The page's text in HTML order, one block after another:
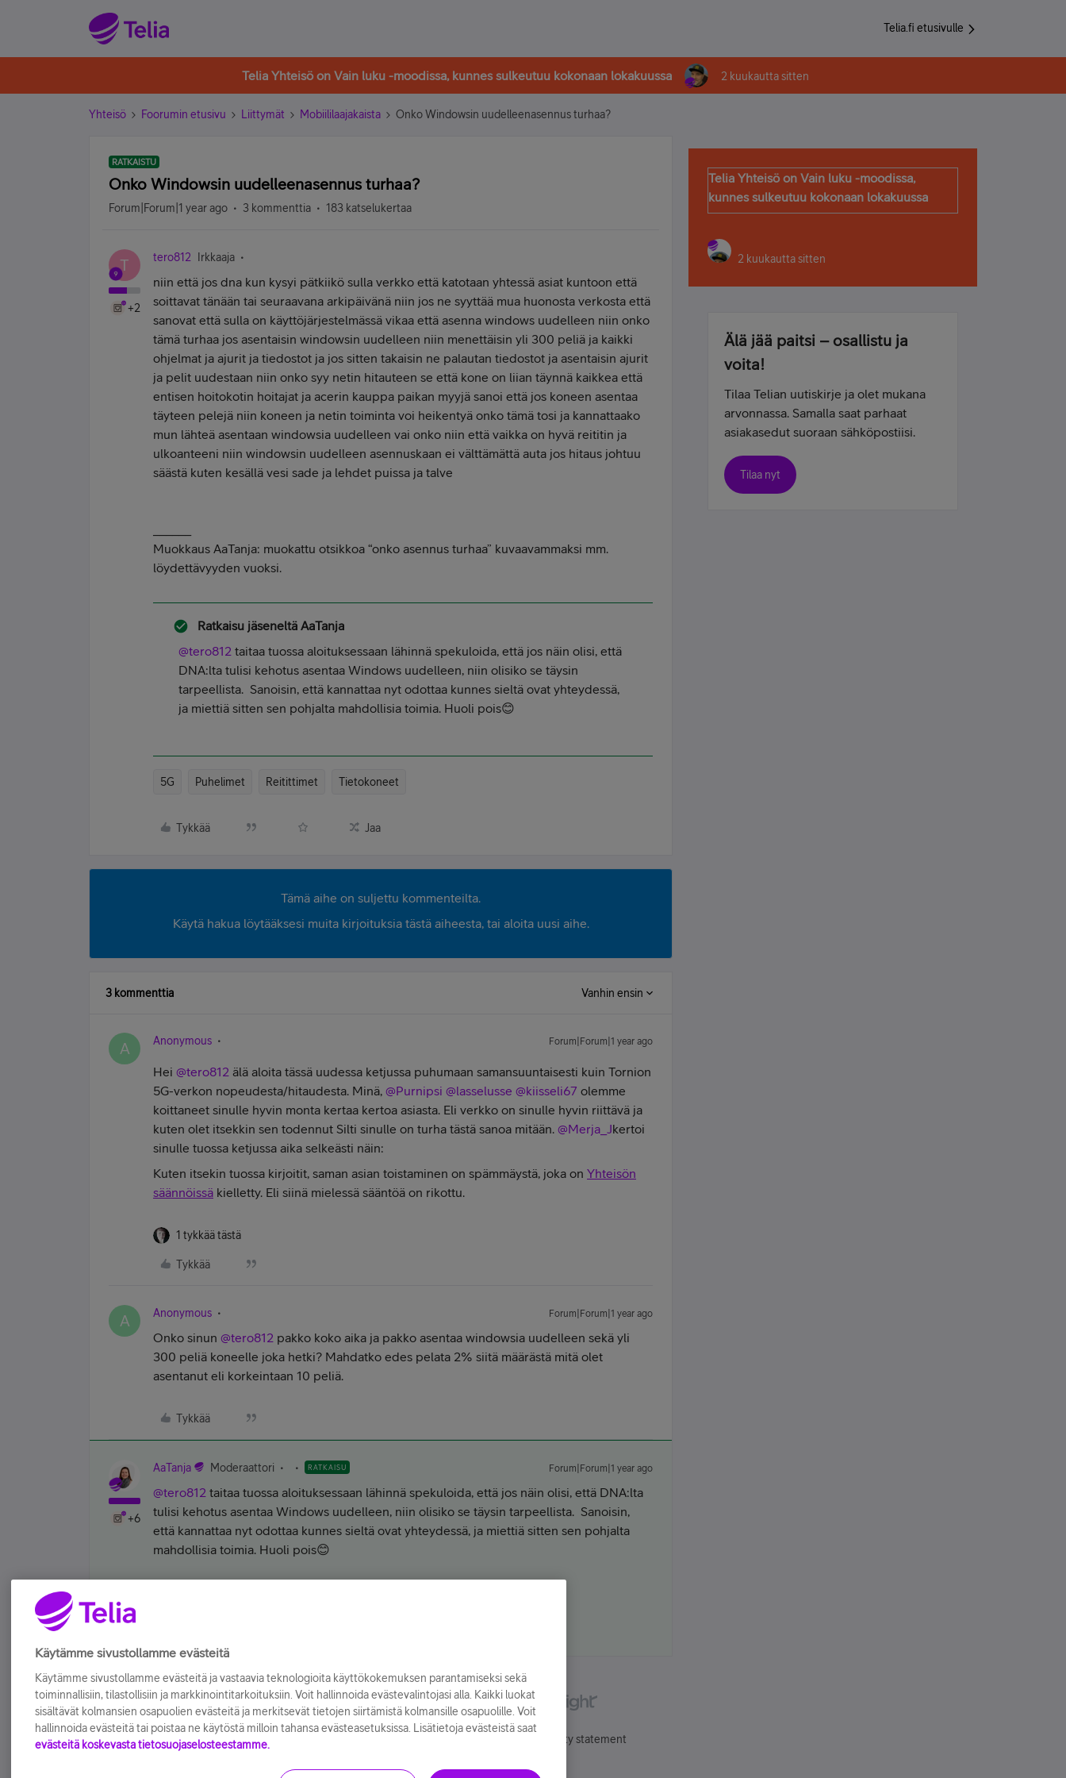
Telia.fi etusivulle
Telia Yhteisö on Vain luku -moodissa, kunnes sulkeutuu kokonaan lokakuussa 2 kuukautta sitten
Yhteisö Foorumin etusivu Liittymät Mobiililaajakaista Onko Windowsin uudelleenasennus turhaa?
RATKAISTU
Onko Windowsin uudelleenasennus turhaa?
Forum|Forum|1 year ago 3 kommenttia 183 katselukertaa
T
+2
tero812 Irkkaaja
niin että jos dna kun kysyi pätkiikö sulla verkko että katotaan yhtessä asiat kuntoon että
soittavat tänään tai seuraavana arkipäivänä niin jos ne syyttää mua huonosta verkosta että
sanovat että sulla on käyttöjärjestelmässä vikaa että asenna windows uudelleen niin onko
tämä turhaa jos asentaisin windowsin uudelleen niin menettäisin yli 300 peliä ja kaikki
ohjelmat ja ajurit ja tiedostot ja jos sitten takaisin ne palautan tiedostot ja asentaisin ajurit
ja pelit uudestaan niin onko syy netin hitauteen se että kone on liian täynnä kaikkea että
entisen hoitokotin hoitajat ja acerin kauppa paikan myyjä sanoi että jos koneen asentaa
täyteen pelejä niin koneen ja netin toiminta voi heikentyä onko tämä tosi ja kannattaako
mun lähteä asentaan windowsia uudelleen vai onko niin että vaikka on hyvä reititin ja
ulkoanteeni niin windowsin uudelleen asennuskaan ei välttämättä auta jos hitaus johtuu
säästä kuten kesällä vesi sade ja lehdet puissa ja talve
Muokkaus AaTanja: muokattu otsikkoa “onko asennus turhaa” kuvaavammaksi mm.
löydettävyyden vuoksi.
Ratkaisu jäseneltä AaTanja
@tero812 taitaa tuossa aloituksessaan lähinnä spekuloida, että jos näin olisi, että
DNA:lta tulisi kehotus asentaa Windows uudelleen, niin olisiko se täysin
tarpeellista. Sanoisin, että kannattaa nyt odottaa kunnes sieltä ovat yhteydessä,
ja miettiä sitten sen pohjalta mahdollisia toimia. Huoli pois😊
5G Puhelimet Reitittimet Tietokoneet
Tykkää Jaa
Tämä aihe on suljettu kommenteilta.
Käytä hakua löytääksesi muita kirjoituksia tästä aiheesta, tai aloita uusi aihe.
3 kommenttia Vanhin ensin
A Anonymous Forum|Forum|1 year ago
Hei ​ @tero812 älä aloita tässä uudessa ketjussa puhumaan samansuuntaisesti kuin Tornion
5G-verkon nopeudesta/hitaudesta. Minä, ​ @Purnipsi @lasselusse @kiisseli67 olemme
koittaneet sinulle hyvin monta kertaa kertoa asiasta. Eli verkko on sinulle hyvin riittävä ja
kuten olet itsekkin sen todennut Silti sinulle on turha tästä sanoa mitään. ​ @Merja_Jkertoi
sinulle tuossa ketjussa aika selkeästi näin:
Kuten itsekin tuossa kirjoitit, saman asian toistaminen on spämmäystä, joka on Yhteisön
säännöissä kielletty. Eli siinä mielessä sääntöä on rikottu.
1 tykkää tästä
Tykkää
A Anonymous Forum|Forum|1 year ago
Onko sinun ​ @tero812 pakko koko aika ja pakko asentaa windowsia uudelleen sekä yli
300 peliä koneelle joka hetki? Mahdatko edes pelata 2% siitä määrästä mitä olet
asentanut eli korkeintaan 10 peliä.
Tykkää
+6
AaTanja Moderaattori RATKAISU Forum|Forum|1 year ago
@tero812 taitaa tuossa aloituksessaan lähinnä spekuloida, että jos näin olisi, että DNA:lta
tulisi kehotus asentaa Windows uudelleen, niin olisiko se täysin tarpeellista. Sanoisin,
että kannattaa nyt odottaa kunnes sieltä ovat yhteydessä, ja miettiä sitten sen pohjalta
mahdollisia toimia. Huoli pois😊
Telia Yhteisö on Vain luku -moodissa,
kunnes sulkeutuu kokonaan lokakuussa
2 kuukautta sitten
Älä jää paitsi – osallistu ja
voita!
Tilaa Telian uutiskirje ja olet mukana
arvonnassa. Samalla saat parhaat
asiakasedut suoraan sähköpostiisi.
Tilaa nyt
Accessibility statement
Käytämme sivustollamme evästeitä
Käytämme sivustollamme evästeitä ja vastaavia teknologioita käyttökokemuksen parantamiseksi sekä
toiminnallisiin, tilastollisiin ja markkinointitarkoituksiin. Voit hallinnoida evästevalintojasi alla. Kaikki luokat
sisältävät kolmansien osapuolien evästeitä ja merkitsevät tietojen siirtämistä kolmansille osapuolille. Voit
hallinnoida evästeitä tai poistaa ne käytöstä milloin tahansa evästeasetuksissa. Lisätietoja evästeistä saat
evästeitä koskevasta tietosuojaselosteestamme.